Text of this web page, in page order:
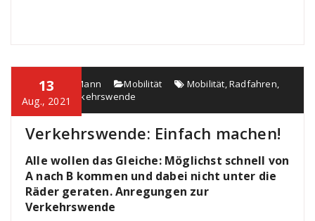
13
Aug., 2021
Thorsten Mann Mobilität Mobilität,Radfahren,
Verkehr,Verkehrswende
Verkehrswende: Einfach machen!
Alle wollen das Gleiche: Möglichst schnell von
A nach B kommen und dabei nicht unter die
Räder geraten. Anregungen zur
Verkehrswende